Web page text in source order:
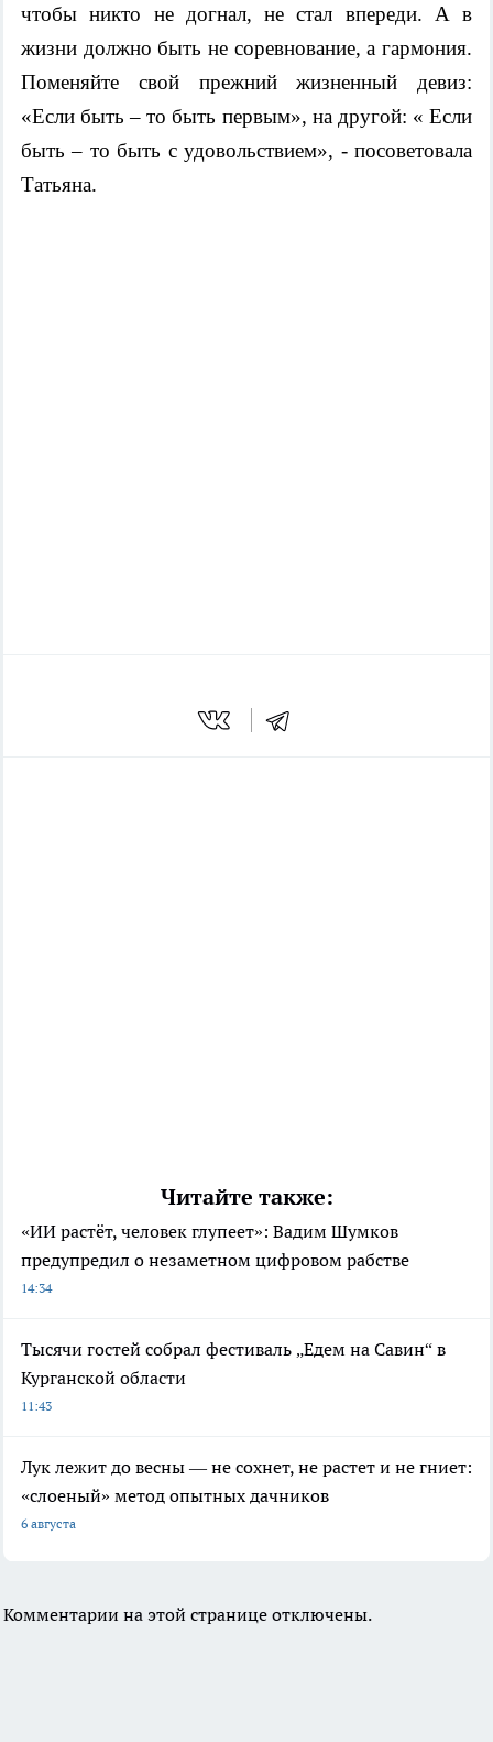
чтобы никто не догнал, не стал впереди. А в
жизни должно быть не соревнование, а гармония.
Поменяйте свой прежний жизненный девиз:
«Если быть – то быть первым», на другой: « Если
быть – то быть с удовольствием», - посоветовала
Татьяна.
Читайте также:
«ИИ растёт, человек глупеет»: Вадим Шумков
предупредил о незаметном цифровом рабстве
14:34
Тысячи гостей собрал фестиваль „Едем на Савин“ в
Курганской области
11:43
Лук лежит до весны — не сохнет, не растет и не гниет:
«слоеный» метод опытных дачников
6 августа
Комментарии на этой странице отключены.